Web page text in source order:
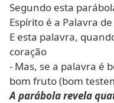
Segundo esta
Espírito é a Palavra
E esta palavra,
coração
- Mas, se a palavra é
bom fruto (bom
A parábola revela